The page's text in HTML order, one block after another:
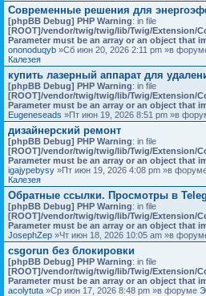
Современные решения для
[phpBB Debug] PHP Warning: in file
[ROOT]/vendor/twig/twig/lib/Twig/Extension/
Parameter must be an array or an object that
ononoduqyb »Сб июн 20, 2026 2:11 pm »в
Калезея
купить лазерный аппарат для
[phpBB Debug] PHP Warning: in file
[ROOT]/vendor/twig/twig/lib/Twig/Extension/
Parameter must be an array or an object that
Eugeneseads »Пт июн 19, 2026 8:51 pm »в
дизайнерский ремонт
[phpBB Debug] PHP Warning: in file
[ROOT]/vendor/twig/twig/lib/Twig/Extension/
Parameter must be an array or an object that
igajypebysy »Пт июн 19, 2026 4:08 pm »в
Калезея
Обратные ссылки. Просмотры в
[phpBB Debug] PHP Warning: in file
[ROOT]/vendor/twig/twig/lib/Twig/Extension/
Parameter must be an array or an object that
JosephZep »Чт июн 18, 2026 10:05 am »в
csgorun без блокировки
[phpBB Debug] PHP Warning: in file
[ROOT]/vendor/twig/twig/lib/Twig/Extension/
Parameter must be an array or an object that
acolytuta »Ср июн 17, 2026 8:48 pm »в форуме